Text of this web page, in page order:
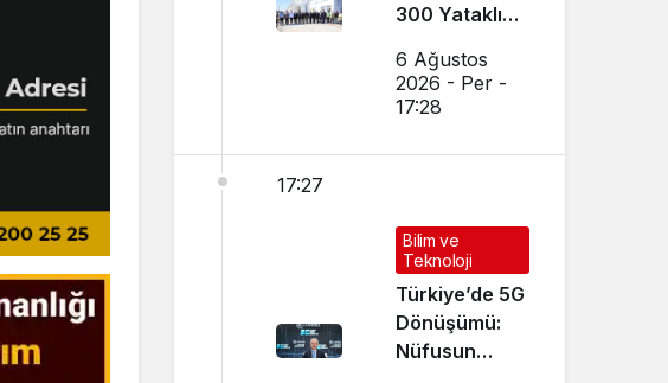
300 Yataklı
İnşaatı Devam
Ediyor
6 Ağustos
2026 - Per -
17:28
17:27
Bilim ve
Teknoloji
Türkiye’de 5G
Dönüşümü:
Nüfusun